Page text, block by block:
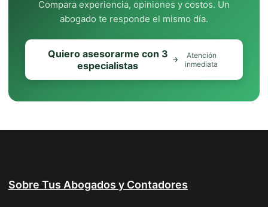
Compara experiencia, opiniones y costos. Un
abogado te responde el mismo día.
Quiero asesorarme con 3
especialistas
Atención
inmediata
Sobre Tus Abogados y Contadores